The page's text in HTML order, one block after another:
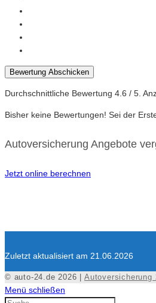
Bewertung Abschicken
Durchschnittliche Bewertung 4.6 / 5.
Bisher keine Bewertungen! Sei der
Autoversicherung Angebote
Jetzt online berechnen
Zuletzt aktualisiert am 21.06.2026
© auto-24.de 2026 |Autoversicherung
Menü schließen